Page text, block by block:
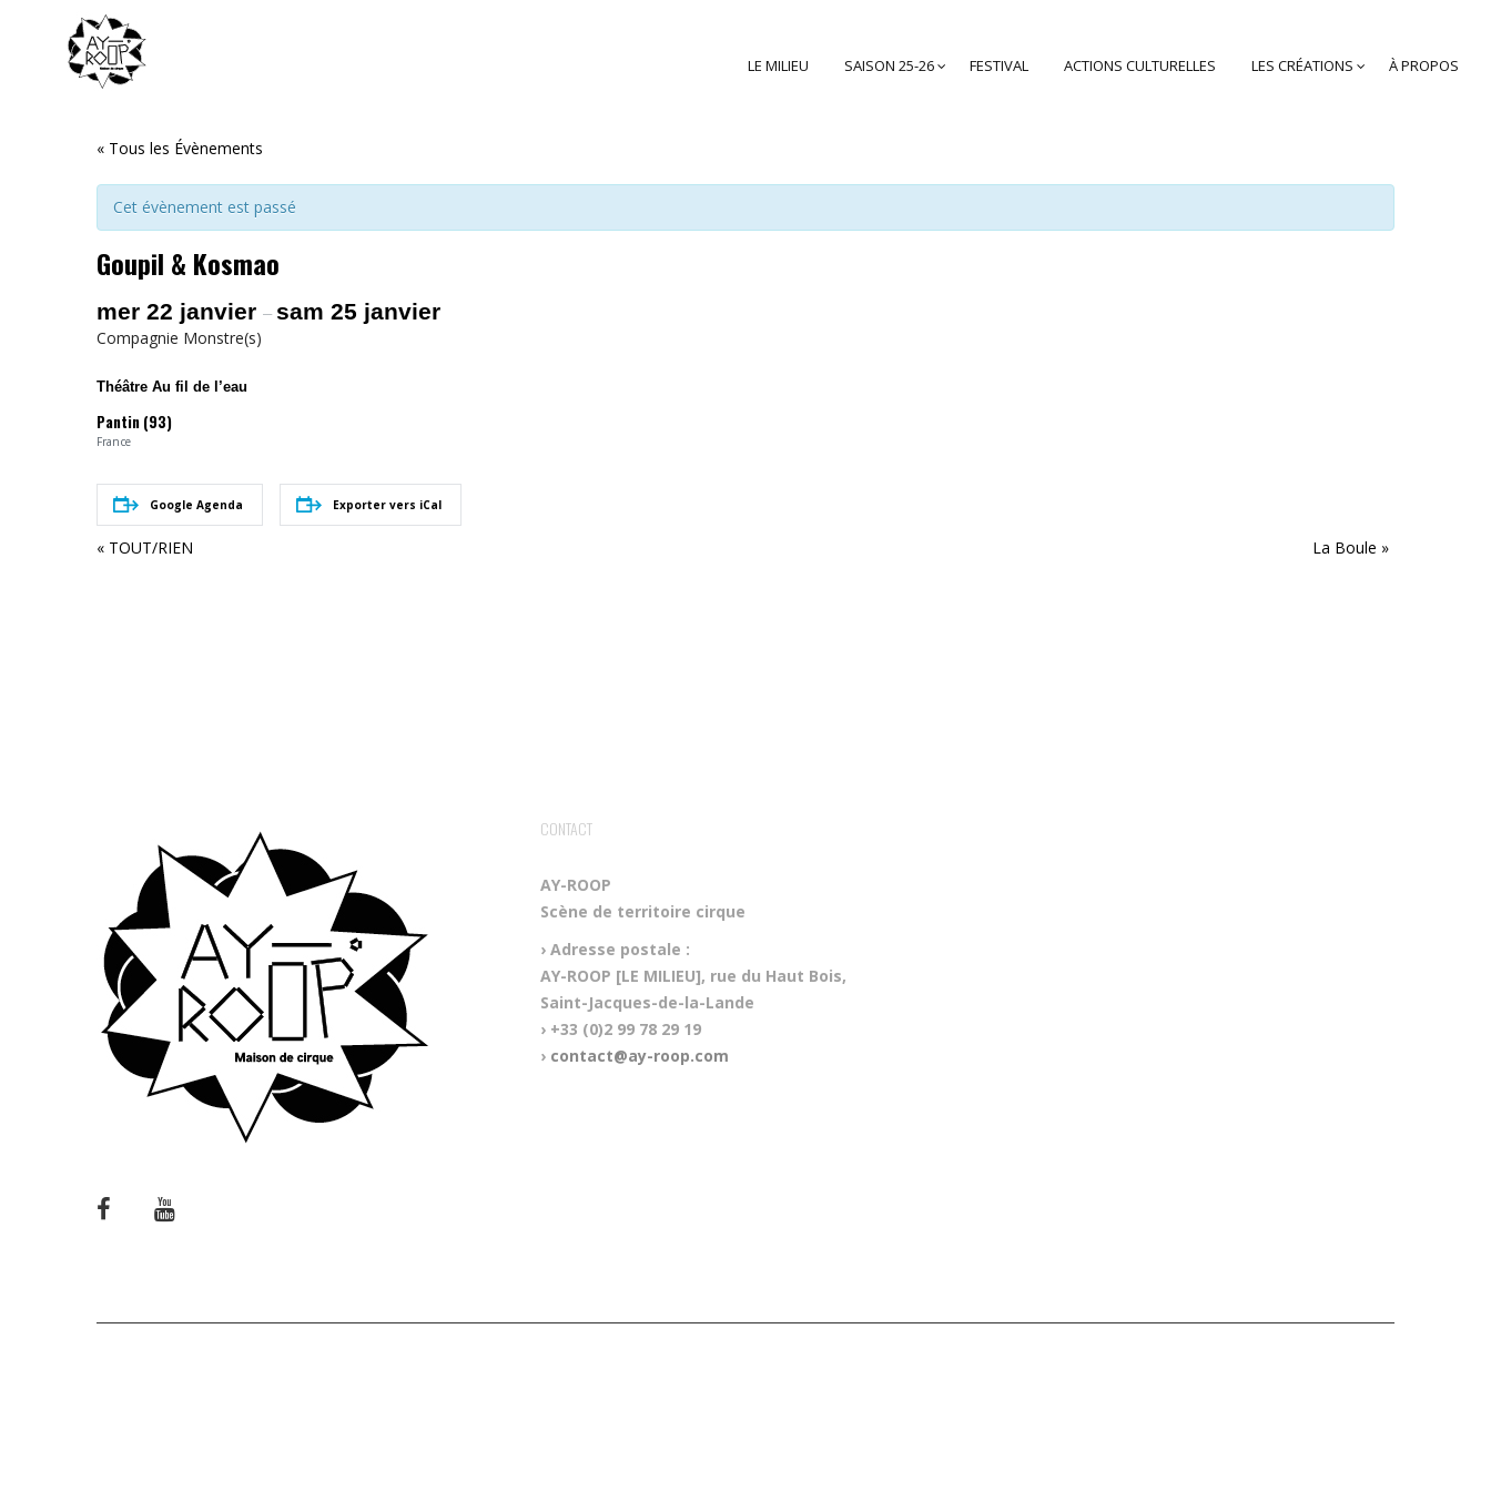
LE MILIEU SAISON 25-26 FESTIVAL ACTIONS CULTURELLES LES CRÉATIONS À PROPOS
« Tous les Évènements
Cet évènement est passé
Goupil & Kosmao
mer 22 janvier – sam 25 janvier
Compagnie Monstre(s)
Théâtre Au fil de l’eau
Pantin (93)
France
Google Agenda Exporter vers iCal
Navigation
« TOUT/RIEN La Boule »
CONTACT
AY-ROOP
Scène de territoire cirque
› Adresse postale :
AY-ROOP [LE MILIEU], rue du Haut Bois,
Saint-Jacques-de-la-Lande
› +33 (0)2 99 78 29 19
› contact@ay-roop.com